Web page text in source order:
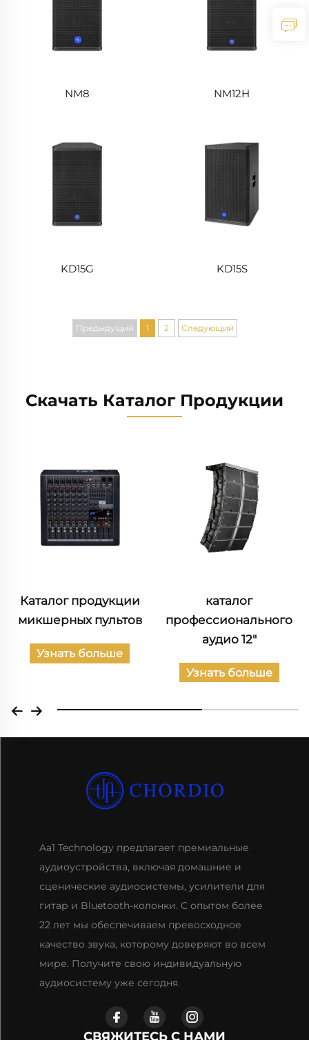
NM8 NM12H
KD15G KD15S
Предыдущий 1 2 Следующий
Скачать Каталог Продукции
Каталог продукции
микшерных пультов
Узнать больше
каталог
профессионального
аудио 12"
Узнать больше
Aa1 Technology предлагает премиальные
аудиоустройства, включая домашние и
сценические аудиосистемы, усилители для
гитар и Bluetooth-колонки. С опытом более
22 лет мы обеспечиваем превосходное
качество звука, которому доверяют во всем
мире. Получите свою индивидуальную
аудиосистему уже сегодня.
СВЯЖИТЕСЬ С НАМИ